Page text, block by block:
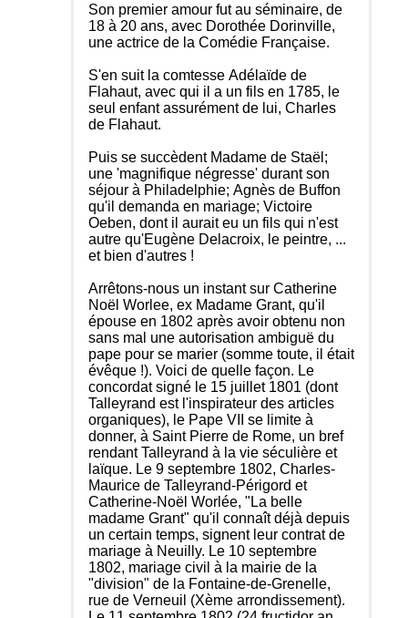
Son premier amour fut au séminaire, de
18 à 20 ans, avec Dorothée Dorinville,
une actrice de la Comédie Française.
S'en suit la comtesse Adélaïde de
Flahaut, avec qui il a un fils en 1785, le
seul enfant assurément de lui, Charles
de Flahaut.
Puis se succèdent Madame de Staël;
une 'magnifique négresse' durant son
séjour à Philadelphie; Agnès de Buffon
qu'il demanda en mariage; Victoire
Oeben, dont il aurait eu un fils qui n'est
autre qu'Eugène Delacroix, le peintre, ...
et bien d'autres !
Arrêtons-nous un instant sur Catherine
Noël Worlee, ex Madame Grant, qu'il
épouse en 1802 après avoir obtenu non
sans mal une autorisation ambiguë du
pape pour se marier (somme toute, il était
évêque !). Voici de quelle façon. Le
concordat signé le 15 juillet 1801 (dont
Talleyrand est l'inspirateur des articles
organiques), le Pape VII se limite à
donner, à Saint Pierre de Rome, un bref
rendant Talleyrand à la vie séculière et
laïque. Le 9 septembre 1802, Charles-
Maurice de Talleyrand-Périgord et
Catherine-Noël Worlée, "La belle
madame Grant" qu'il connaît déjà depuis
un certain temps, signent leur contrat de
mariage à Neuilly. Le 10 septembre
1802, mariage civil à la mairie de la
"division" de la Fontaine-de-Grenelle,
rue de Verneuil (Xème arrondissement).